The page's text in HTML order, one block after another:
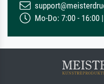
Mo-Do: 7:00 - 16:00